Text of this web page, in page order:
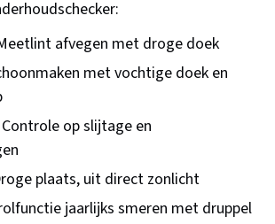
afvegen met droge doek
met vochtige doek en
Controle op slijtage en
plaats, uit direct zonlicht
jaarlijks smeren met druppel